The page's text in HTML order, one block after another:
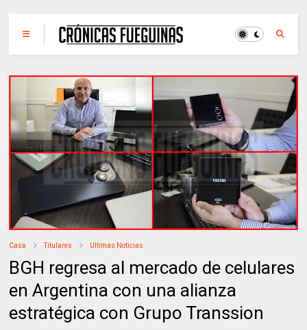
Casa Titulares Ultimas Noticias
BGH regresa al mercado de celulares
en Argentina con una alianza
estratégica con Grupo Transsion